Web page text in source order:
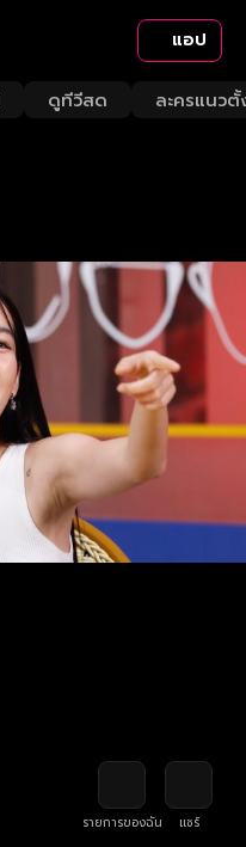
แอป
ดูทีวีสด ละครแนวตั้
รายการของฉัน
แชร์